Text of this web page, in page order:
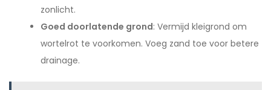
zonlicht.
Goed doorlatende grond: Vermijd kleigrond om
wortelrot te voorkomen. Voeg zand toe voor betere
drainage.